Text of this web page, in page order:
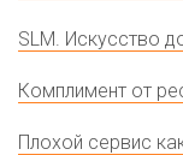
SLM. Искусство
Комплимент от
Плохой сервис